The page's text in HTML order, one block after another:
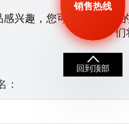
兴趣，您可以拨打我们
们
：
销售热线
回到顶部